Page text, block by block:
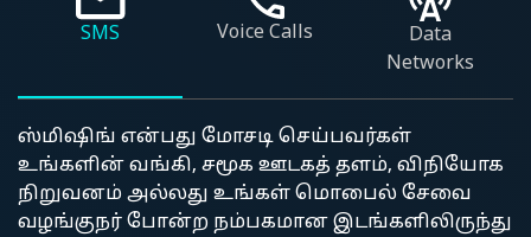
SMS Voice Calls
Data
Networks
ஸ்மிஷிங் என்பது மோசடி செய்பவர்கள்
உங்களின் வங்கி, சமூக ஊடகத் தளம், விநியோக
நிறுவனம் அல்லது உங்கள் மொபைல் சேவை
வழங்குநர் போன்ற நம்பகமான இடங்களிலிருந்து